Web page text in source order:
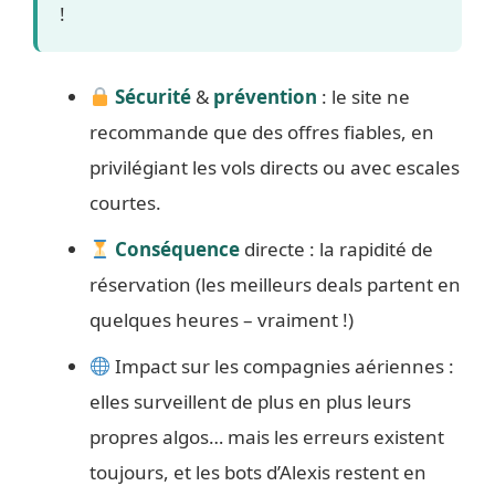
!
Sécurité & prévention : le site ne
recommande que des offres fiables, en
privilégiant les vols directs ou avec escales
courtes.
Conséquence directe : la rapidité de
réservation (les meilleurs deals partent en
quelques heures – vraiment !)
Impact sur les compagnies aériennes :
elles surveillent de plus en plus leurs
propres algos… mais les erreurs existent
toujours, et les bots d’Alexis restent en